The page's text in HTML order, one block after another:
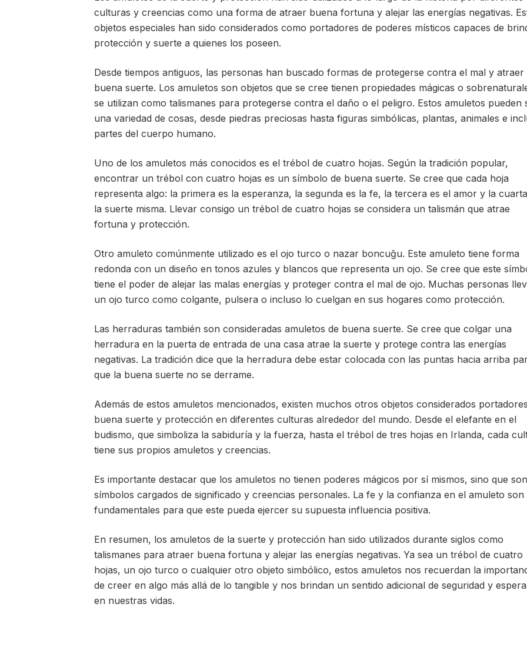
culturas y creencias como una forma de atraer buena fortuna y alejar las energías negativas.
objetos especiales han sido considerados como portadores de poderes místicos capaces de
protección y suerte a quienes los poseen.
Desde tiempos antiguos, las personas han buscado formas de protegerse contra el mal y atraer
buena suerte. Los amuletos son objetos que se cree tienen propiedades mágicas o
se utilizan como talismanes para protegerse contra el daño o el peligro. Estos amuletos pueden
una variedad de cosas, desde piedras preciosas hasta figuras simbólicas, plantas, animales e
partes del cuerpo humano.
Uno de los amuletos más conocidos es el trébol de cuatro hojas. Según la tradición popular,
encontrar un trébol con cuatro hojas es un símbolo de buena suerte. Se cree que cada hoja
representa algo: la primera es la esperanza, la segunda es la fe, la tercera es el amor y la
la suerte misma. Llevar consigo un trébol de cuatro hojas se considera un talismán que atrae
fortuna y protección.
Otro amuleto comúnmente utilizado es el ojo turco o nazar boncuğu. Este amuleto tiene forma
redonda con un diseño en tonos azules y blancos que representa un ojo. Se cree que este
tiene el poder de alejar las malas energías y proteger contra el mal de ojo. Muchas personas
un ojo turco como colgante, pulsera o incluso lo cuelgan en sus hogares como protección.
Las herraduras también son consideradas amuletos de buena suerte. Se cree que colgar una
herradura en la puerta de entrada de una casa atrae la suerte y protege contra las energías
negativas. La tradición dice que la herradura debe estar colocada con las puntas hacia arriba
que la buena suerte no se derrame.
Además de estos amuletos mencionados, existen muchos otros objetos considerados
buena suerte y protección en diferentes culturas alrededor del mundo. Desde el elefante en el
budismo, que simboliza la sabiduría y la fuerza, hasta el trébol de tres hojas en Irlanda, cada
tiene sus propios amuletos y creencias.
Es importante destacar que los amuletos no tienen poderes mágicos por sí mismos, sino que son
símbolos cargados de significado y creencias personales. La fe y la confianza en el amuleto son
fundamentales para que este pueda ejercer su supuesta influencia positiva.
En resumen, los amuletos de la suerte y protección han sido utilizados durante siglos como
talismanes para atraer buena fortuna y alejar las energías negativas. Ya sea un trébol de cuatro
hojas, un ojo turco o cualquier otro objeto simbólico, estos amuletos nos recuerdan la
de creer en algo más allá de lo tangible y nos brindan un sentido adicional de seguridad y
en nuestras vidas.